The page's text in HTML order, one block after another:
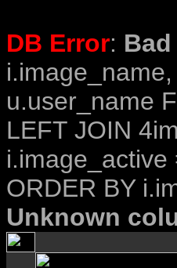
DB Error:
u.user_name
LEFT JOIN
i.image_active
ORDER BY
Unknown